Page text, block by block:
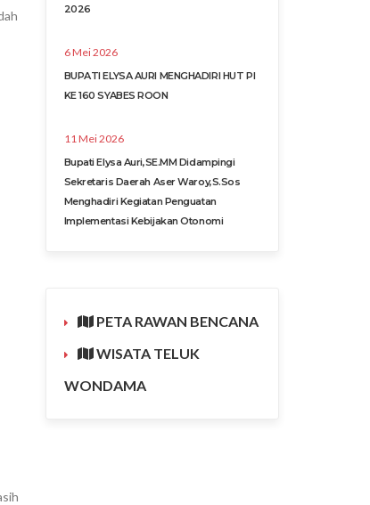
2026
6 Mei 2026
BUPATI ELYSA AURI MENGHADIRI HUT PI
KE 160 SYABES ROON
11 Mei 2026
Bupati Elysa Auri,SE.MM Didampingi
Sekretaris Daerah Aser Waroy,S.Sos
Menghadiri Kegiatan Penguatan
Implementasi Kebijakan Otonomi
PETA RAWAN BENCANA
WISATA TELUK
WONDAMA